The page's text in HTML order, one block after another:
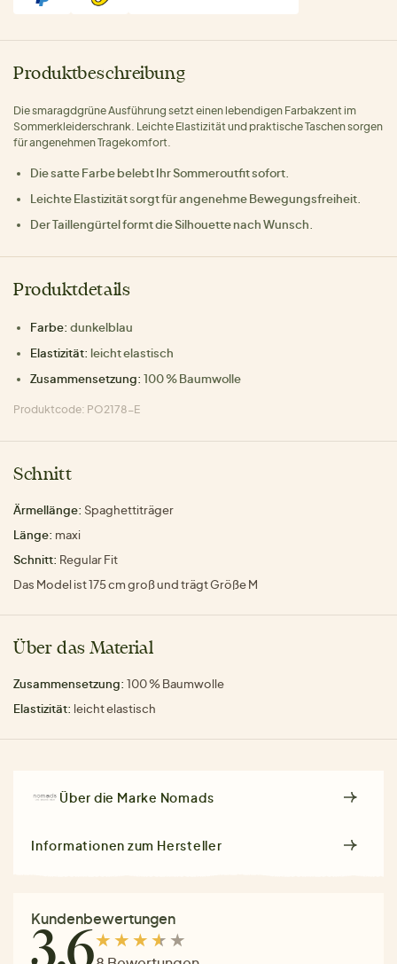
Produktbeschreibung
Die smaragdgrüne Ausführung setzt einen lebendigen Farbakzent im
Sommerkleiderschrank. Leichte Elastizität und praktische Taschen sorgen
für angenehmen Tragekomfort.
Die satte Farbe belebt Ihr Sommeroutfit sofort.
Leichte Elastizität sorgt für angenehme Bewegungsfreiheit.
Der Taillengürtel formt die Silhouette nach Wunsch.
Produktdetails
Farbe: dunkelblau
Elastizität: leicht elastisch
Zusammensetzung: 100 % Baumwolle
Produktcode: PO2178-E
Schnitt
Ärmellänge: Spaghettiträger
Länge: maxi
Schnitt: Regular Fit
Das Model ist 175 cm groß und trägt Größe M
Über das Material
Zusammensetzung: 100 % Baumwolle
Elastizität: leicht elastisch
Über die Marke Nomads
Informationen zum Hersteller
Kundenbewertungen